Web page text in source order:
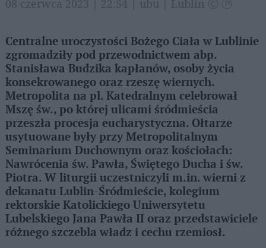
08 czerwca 2023 | 22:54 | ubu | Lublin Ⓒ Ⓟ
Centralne uroczystości Bożego Ciała w Lublinie
zgromadziły pod przewodnictwem abp.
Stanisława Budzika kapłanów, osoby życia
konsekrowanego oraz rzeszę wiernych.
Metropolita na pl. Katedralnym celebrował
Mszę św., po której ulicami śródmieścia
przeszła procesja eucharystyczna. Ołtarze
usytuowane były przy Metropolitalnym
Seminarium Duchownym oraz kościołach:
Nawrócenia św. Pawła, Świętego Ducha i św.
Piotra. W liturgii uczestniczyli m.in. wierni z
dekanatu Lublin-Śródmieście, kolegium
rektorskie Katolickiego Uniwersytetu
Lubelskiego Jana Pawła II oraz przedstawiciele
różnego szczebla władz i cechu rzemiosł.